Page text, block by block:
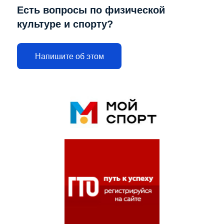
Есть вопросы по физической
культуре и спорту?
Напишите об этом